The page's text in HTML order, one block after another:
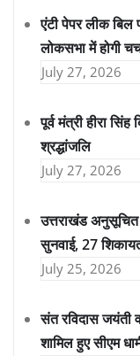
एंटी पेपर लीक बिल
लोकसभा में होगी
July 27, 2026
पूर्व मंत्री हीरा
श्रद्धांजलि
July 27, 2026
उत्तराखंड
सुनवाई, 27
July 25, 2026
संत रविदास जयंती
शामिल हुए सीएम